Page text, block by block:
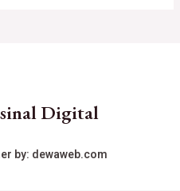
Digital
by: dewaweb.com